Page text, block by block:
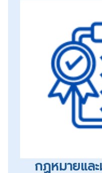
กฏหมายแล